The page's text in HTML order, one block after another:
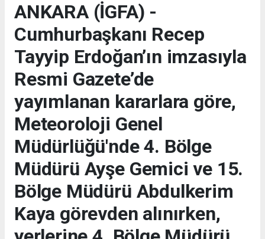
ANKARA (İGFA) -
Cumhurbaşkanı Recep
Tayyip Erdoğan’ın imzasıyla
Resmi Gazete’de
yayımlanan kararlara göre,
Meteoroloji Genel
Müdürlüğü'nde 4. Bölge
Müdürü Ayşe Gemici ve 15.
Bölge Müdürü Abdulkerim
Kaya görevden alınırken,